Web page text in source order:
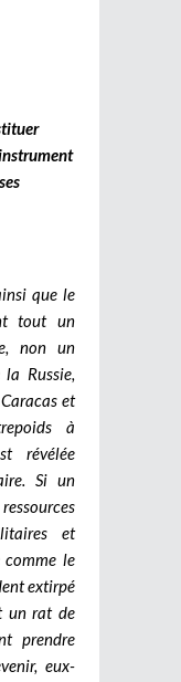
que le
tout un
non un
Russie,
et
à
révélée
Si un
et
comme le
extirpé
un rat de
prendre
eux-